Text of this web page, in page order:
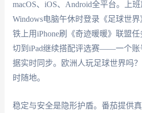
macOS、iOS、Android全平台。上
Windows电脑午休时登录《足球世
铁上用iPhone刷《奇迹暖暖》联盟
切到iPad继续搭配评选赛——一个账
据实时同步。欧洲人玩足球世界吗
时随地。
稳定与安全是隐形护盾。番茄提供